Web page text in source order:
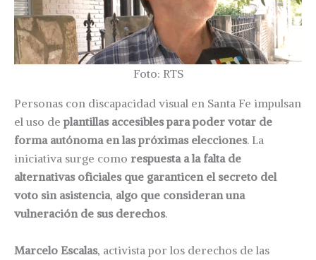
Foto: RTS
Personas con discapacidad visual en Santa Fe impulsan
el uso deplantillas accesibles para poder votar de
forma autónoma en las próximas elecciones. La
iniciativa surge como respuesta a la falta de
alternativas oficiales que garanticen el secreto del
voto sin asistencia, algo que consideran una
vulneración de sus derechos.
Marcelo Escalas, activista por los derechos de las